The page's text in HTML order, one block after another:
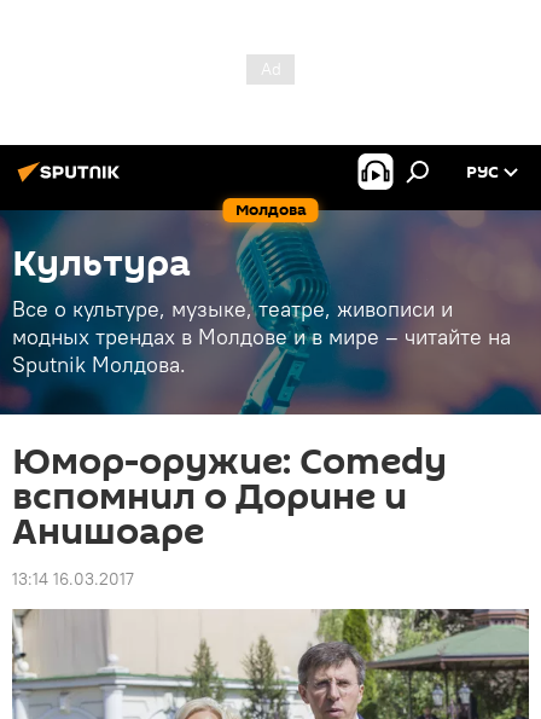
Молдова
РУС
Культура
Все о культуре, музыке, театре, живописи и
модных трендах в Молдове и в мире – читайте на
Sputnik Молдова.
Юмор-оружие: Comedy
вспомнил о Дорине и
Анишоаре
13:14 16.03.2017